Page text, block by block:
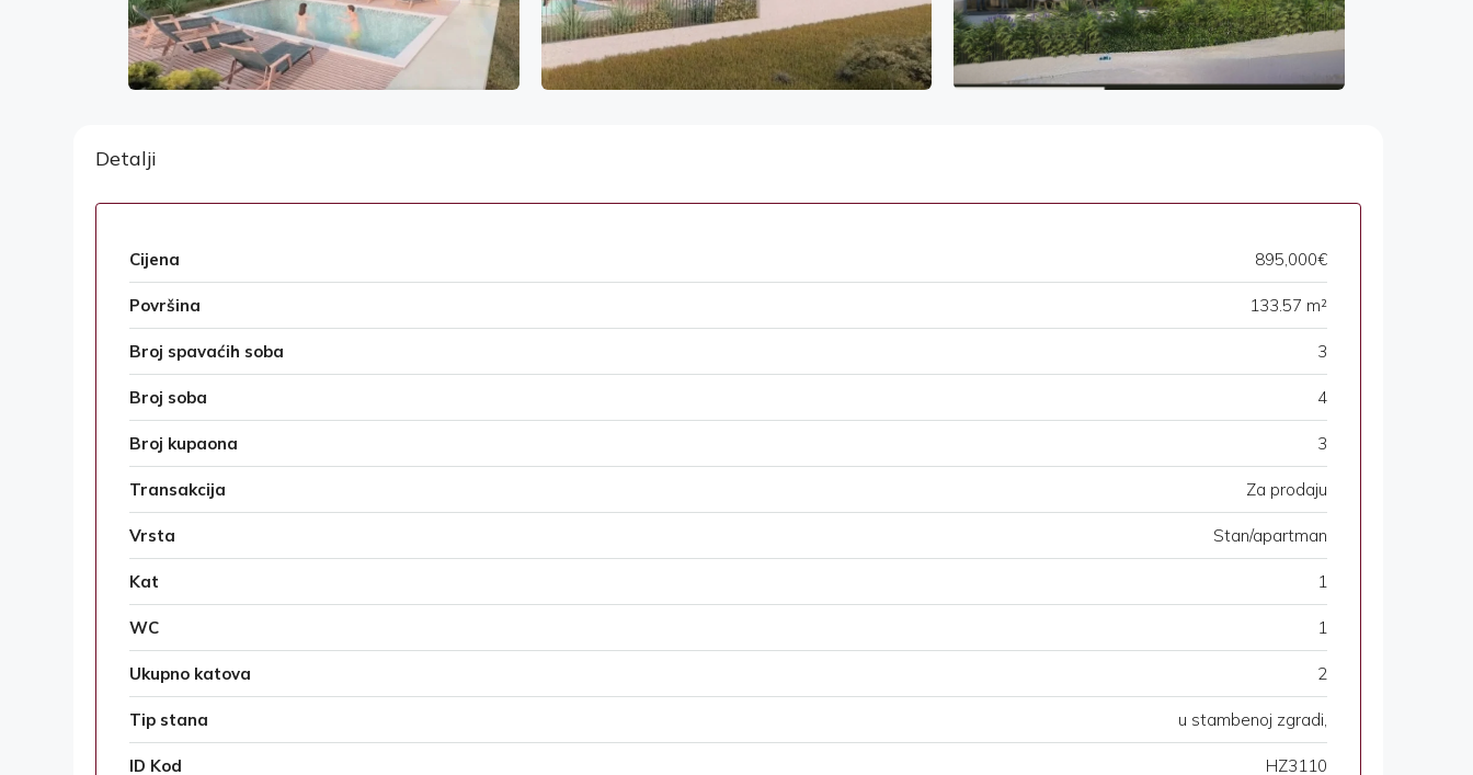
Detalji
Cijena 895,000€
Površina 133.57 m²
Broj spavaćih soba 3
Broj soba 4
Broj kupaona 3
Transakcija Za prodaju
Vrsta Stan/apartman
Kat 1
WC 1
Ukupno katova 2
Tip stana u stambenoj zgradi,
ID Kod HZ3110